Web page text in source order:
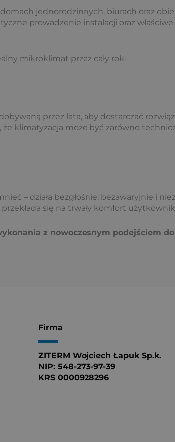
jednorodzinnych, biurach oraz
prowadzenie instalacji oraz
mikroklimat przez cały rok.
przez lata, aby dostarczać
klimatyzacja może być zarówno
– działa bezgłośnie, bezawaryjnie i
się na trwały komfort
z nowoczesnym podejściem
Firma
ZITERM Wojciech Łapuk Sp.k.
NIP: 548-273-97-39
KRS 0000928296